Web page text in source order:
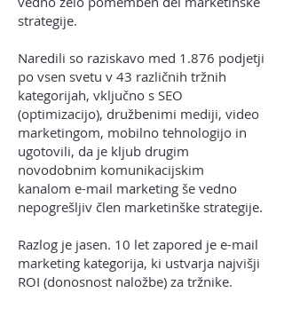
strategije.
Naredili so raziskavo med 1.876 podjetji
po vsen svetu v 43 različnih tržnih
kategorijah, vključno s SEO
(optimizacijo), družbenimi mediji, video
marketingom, mobilno tehnologijo in
ugotovili, da je kljub drugim
novodobnim komunikacijskim
kanalom e-mail marketing še vedno
nepogrešljiv člen marketinške strategije.
Razlog je jasen. 10 let zapored je e-mail
marketing kategorija, ki ustvarja najvišji
ROI (donosnost naložbe) za tržnike.